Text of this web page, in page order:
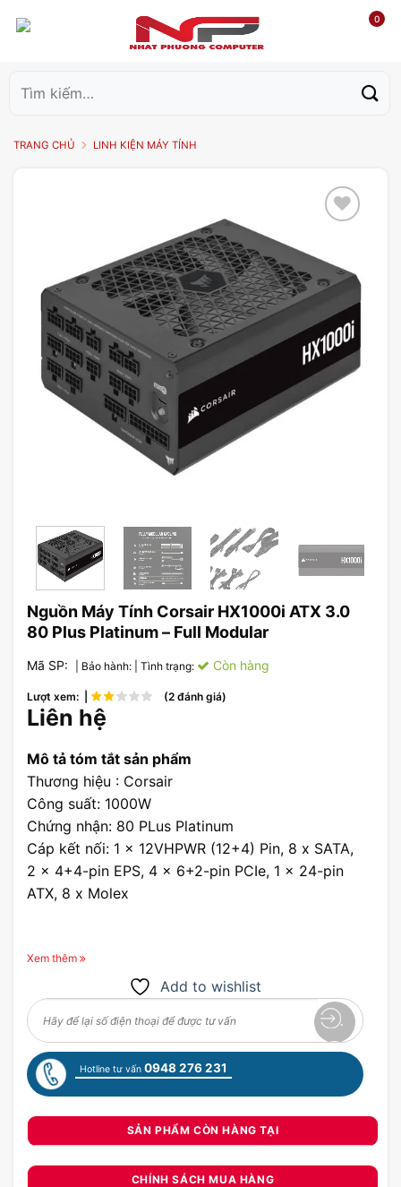
0
kiếm:
TRANG CHỦ LINH KIỆN MÁY TÍNH
Add to
wishlist
Nguồn Máy Tính Corsair HX1000i ATX 3.0
80 Plus Platinum – Full Modular
Mã SP: | Bảo hành: | Tình trạng: Còn hàng
Lượt xem: | (2 đánh giá)
Liên hệ
Mô tả tóm tắt sản phẩm
Thương hiệu : Corsair
Công suất: 1000W
Chứng nhận: 80 PLus Platinum
Cáp kết nối: 1 x 12VHPWR (12+4) Pin, 8 x SATA,
2 x 4+4-pin EPS, 4 x 6+2-pin PCIe, 1 x 24-pin
ATX, 8 x Molex
Xem thêm
Add to wishlist
Hotline tư vấn 0948 276 231
SẢN PHẨM CÒN HÀNG TẠI
CHÍNH SÁCH MUA HÀNG